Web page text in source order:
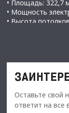
• Площадь: 322,7
• Мощность
• Высота
трaфику);
⭐Стоимость,
Оставьте свой
ответит на все